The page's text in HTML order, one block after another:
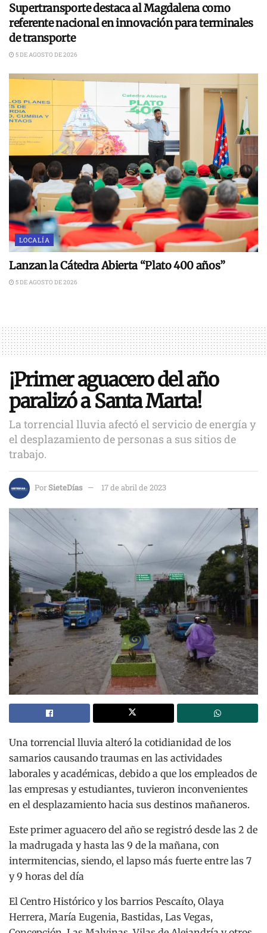
Supertransporte destaca al Magdalena como
referente nacional en innovación para terminales
de transporte
5 DE AGOSTO DE 2026
LOCALÍA
Lanzan la Cátedra Abierta “Plato 400 años”
5 DE AGOSTO DE 2026
¡Primer aguacero del año
paralizó a Santa Marta!
La torrencial lluvia afectó el servicio de energía y
el desplazamiento de personas a sus sitios de
trabajo.
PorSieteDías 17 de abril de 2023
Una torrencial lluvia alteró la cotidianidad de los
samarios causando traumas en las actividades
laborales y académicas, debido a que los empleados de
las empresas y estudiantes, tuvieron inconvenientes
en el desplazamiento hacia sus destinos mañaneros.
Este primer aguacero del año se registró desde las 2 de
la madrugada y hasta las 9 de la mañana, con
intermitencias, siendo, el lapso más fuerte entre las 7
y 9 horas del día
El Centro Histórico y los barrios Pescaíto, Olaya
Herrera, María Eugenia, Bastidas, Las Vegas,